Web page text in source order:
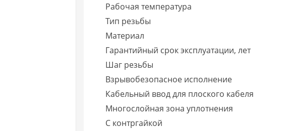
Рабочая температура
Тип резьбы
Материал
Гарантийный срок эксплуатации, лет
Шаг резьбы
Взрывобезопасное исполнение
Кабельный ввод для плоского кабеля
Многослойная зона уплотнения
С контргайкой